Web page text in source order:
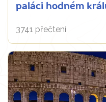
paláci hodném
3741 přečtení